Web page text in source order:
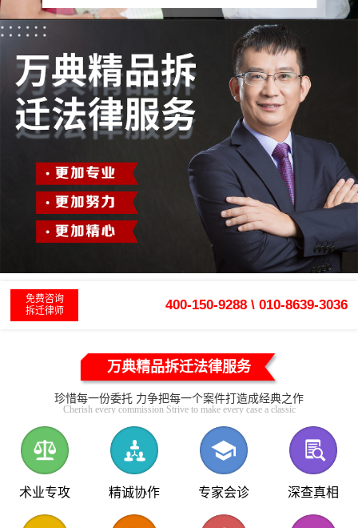
免费咨询
拆迁律师
400-150-9288 \ 010-8639-3036
万典精品拆迁法律服务
珍惜每一份委托 力争把每一个案件打造成经典之作
Cherish every commission Strive to make every case a classic
术业专攻 精诚协作 专家会诊 深查真相